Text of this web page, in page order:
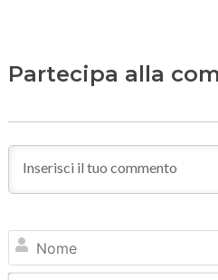
Partecipa alla